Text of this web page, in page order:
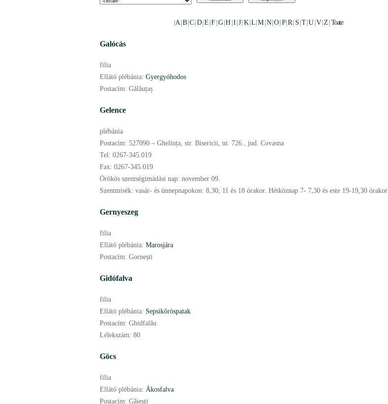
|A B |C D |E |F G |H I |J K L |M N |O P|R S T |U V |Z Toate
Galócás
filia
Ellátó plébánia: Gyergyóhodos
Postacím: Gălăuțaș
Gelence
plébánia
Postacím: 527090 – Ghelința, str. Bisericii, nr. 726., jud. Covasna
Tel: 0267-345.019
Fax: 0267-345.019
Örökös szentségimádási nap: november 09.
Szentmisék: vasár- és ünnepnapokon: 8,30; 11 és 18 órakor. Hétköznap 7- 7,30 és este 19-19,30 órakor
Gernyeszeg
filia
Ellátó plébánia: Marosjára
Postacím: Gornești
Gidófalva
filia
Ellátó plébánia: Sepsikőröspatak
Postacím: Ghidfalău
Lélekszám: 80
Göcs
filia
Ellátó plébánia: Ákosfalva
Postacím: Găiești